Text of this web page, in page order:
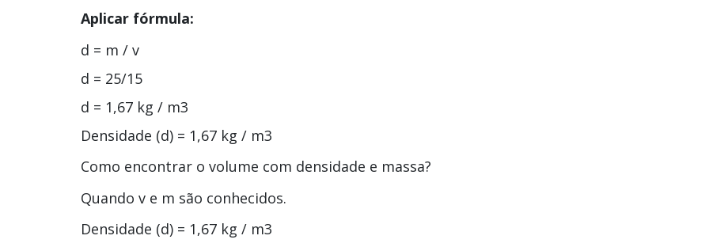
Aplicar fórmula:
d = m / v
d = 25/15
d = 1,67 kg / m3
Densidade (d) = 1,67 kg / m3
Como encontrar o volume com densidade e massa?
Quando v e m são conhecidos.
Densidade (d) = 1,67 kg / m3